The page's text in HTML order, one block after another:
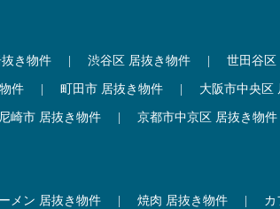
き物件 渋谷区 居抜き物件 世田谷区
件 町田市 居抜き物件 大阪市中央区
尼崎市 居抜き物件 京都市中京区 居抜き物件
メン 居抜き物件 焼肉 居抜き物件 カ